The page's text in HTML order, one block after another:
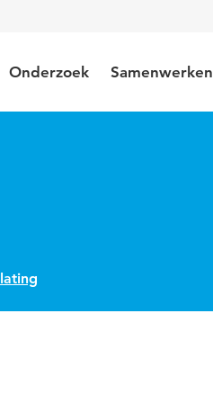
Onderzoek Samenwerken